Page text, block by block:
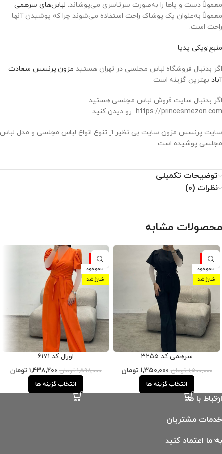
معمولاً دست و پاها را به‌صورت سرتاسری می‌پوشاند. لباس‌های سرهمی
معمولاً به‌عنوان یک پوشاک راحت استفاده می‌شوند چرا که پوشیدن آنها
راحت است.
منبع:ویکی پدیا
اگر بدنبال فروشگاه لباس مجلسی در تهران هستید مزون پرنسس سعادت
آباد بهترین گزینه است
اگر بدنبال سایت فروش لباس مجلسی هستید
https://princesmezon.com رو دیدن کنید
سایت پرنسس مزون سایت بی نظیر از تنوع انواع لباس مجلسی و مدل لباس
مجلسی پوشیده است
توضیحات تکمیلی
نظرات (0)
محصولات مشابه
-10%
ناموجود
شارژ شد
سرهمی کد ۳۲۵۵
۱,۵۰۰,۰۰۰ تومان ۱,۳۵۰,۰۰۰ تومان
انتخاب گزینه ها
-10%
ناموجود
شارژ شد
اورال کد ۶۱۷۱
۱,۵۹۸,۰۰۰ تومان ۱,۴۳۸,۲۰۰ تومان
انتخاب گزینه ها
ارتباط با ما
خدمات مشتریان
به ما اعتماد کنید